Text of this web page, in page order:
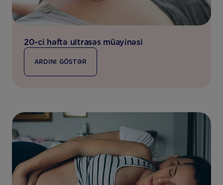
20-ci həftə ultrasəs müayinəsi
ARDINI GÖSTƏR